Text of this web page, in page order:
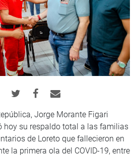
Jorge Morante Figari
hoy su respaldo total a las familias
de Loreto que fallecieron en
la primera ola del COVID-19, entre